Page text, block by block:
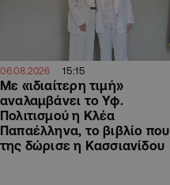
06.08.2026 15:15
Με «ιδιαίτερη τιμή»
αναλαμβάνει το Υφ.
Πολιτισμού η Κλέα
Παπαέλληνα, το βιβλίο που
της δώρισε η Κασσιανίδου